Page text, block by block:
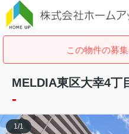
この物件の募
MELDIA東区大幸4
-
1/1